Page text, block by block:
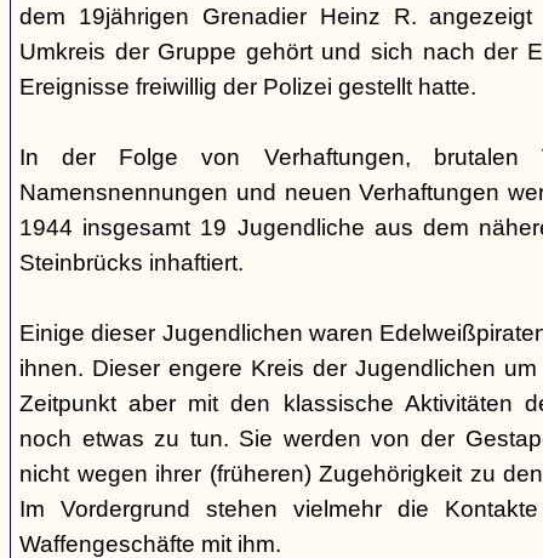
dem 19jährigen Grenadier Heinz R.
Umkreis der Gruppe gehört und sich nach der
Ereignisse freiwillig der Polizei gestellt hatte.
In der Folge von Verhaftungen, brutalen
Namensnennungen und neuen Verhaftungen
1944 insgesamt 19 Jugendliche aus dem
Steinbrücks inhaftiert.
Einige dieser Jugendlichen waren
ihnen. Dieser engere Kreis der Jugendlichen
Zeitpunkt aber mit den klassische Aktivitäten
noch etwas zu tun. Sie werden von der
nicht wegen ihrer (früheren) Zugehörigkeit zu
Im Vordergrund stehen vielmehr die
Waffengeschäfte mit ihm.